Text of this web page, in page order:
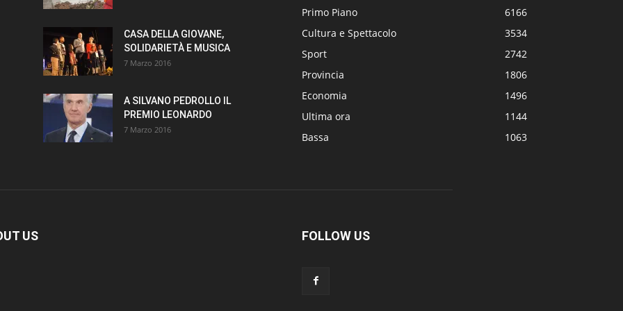
CASA DELLA GIOVANE,
SOLIDARIETÀ E MUSICA
7 Marzo 2016
A SILVANO PEDROLLO IL
PREMIO LEONARDO
7 Marzo 2016
Primo Piano
6166
Cultura e Spettacolo
3534
Sport
2742
Provincia
1806
Economia
1496
Ultima ora
1144
Bassa
1063
US FOLLOW US